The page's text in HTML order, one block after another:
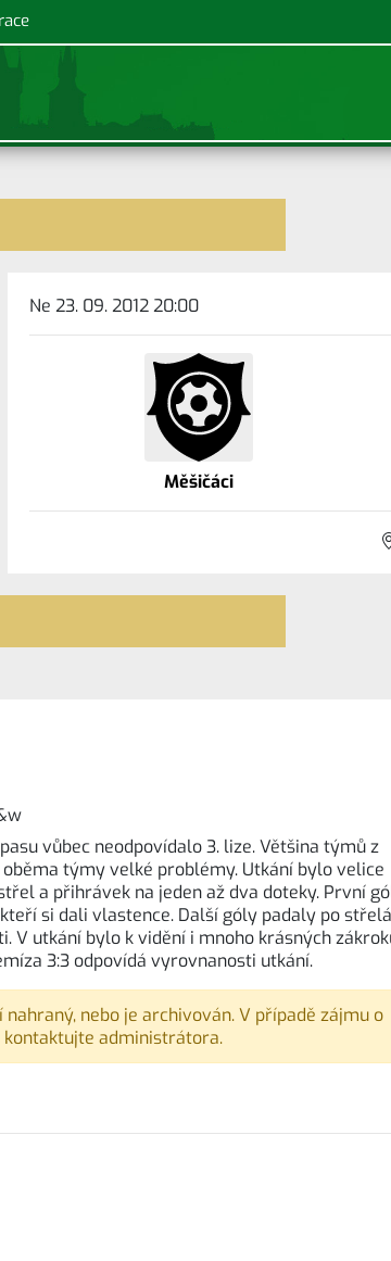
Ne 23. 09. 2012 20:00
Měšičáci
vůbec neodpovídalo 3. lize. Většina týmů z
týmy velké problémy. Utkání bylo velice
a přihrávek na jeden až dva doteky. První
si dali vlastence. Další góly padaly po
V utkání bylo k vidění i mnoho krásných
3:3 odpovídá vyrovnanosti utkání.
nahraný, nebo je archivován. V případě zájmu o
administrátora.